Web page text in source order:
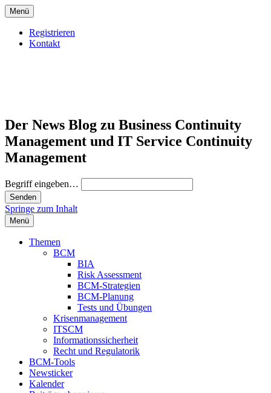
Menü
Registrieren
Kontakt
Der News Blog zu Business Continuity
Management und IT Service Continuity
Management
Begriff eingeben…
Springe zum Inhalt
Menü
Themen
BCM
BIA
Risk Assessment
BCM-Strategien
BCM-Planung
Tests und Übungen
Krisenmanagement
ITSCM
Informationssicherheit
Recht und Regulatorik
BCM-Tools
Newsticker
Kalender